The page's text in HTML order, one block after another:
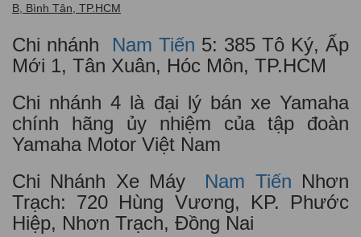
B, Bình Tân, TP.HCM
Chi nhánh Nam Tiến 5: 385 Tô Ký, Ấp
Mới 1, Tân Xuân, Hóc Môn, TP.HCM
Chi nhánh 4 là đại lý bán xe Yamaha
chính hãng ủy nhiệm của tập đoàn
Yamaha Motor Việt Nam
Chi Nhánh Xe Máy
Nam Tiến Nhơn
Trạch: 720 Hùng Vương, KP. Phước
Hiệp, Nhơn Trạch, Đồng Nai